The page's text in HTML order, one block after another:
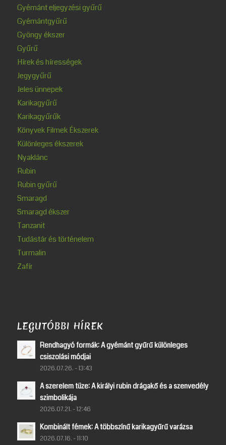
Gyémánt eljegyzési gyűrű
Gyémántgyűrű
Gyöngy ékszer
Gyűrű
Hírek és hírességek
Jegygyűrű
Jeles ünnepek
Karikagyűrű
Karikagyűrűk
Könyvek Filmek Ékszerek
Különleges ékszerek
Nyaklánc
Rubin
Rubin gyűrű
Smaragd
Smaragd ékszer
Tanzanit
Tudástár és történelem
Turmalin
Zafír
LEGUTÓBBI HÍREK
Rendhagyó formák: A gyémánt gyűrű különleges
csiszolási módjai
2026.07.26. - 13:43
A szerelem tüze: A királyi rubin drágakő és a szenvedély
szimbolikája
2026.07.21. - 12:46
Kombinált fémek: A többszínű karikagyűrű varázsa
2026.07.16. - 11:10